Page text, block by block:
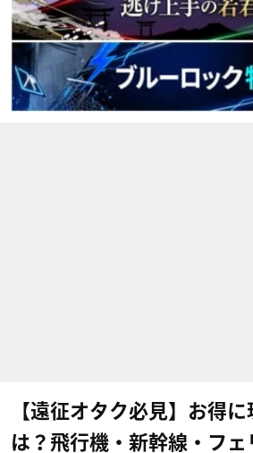
【遠征オタク必見】お得
は？飛行機・新幹線・フ